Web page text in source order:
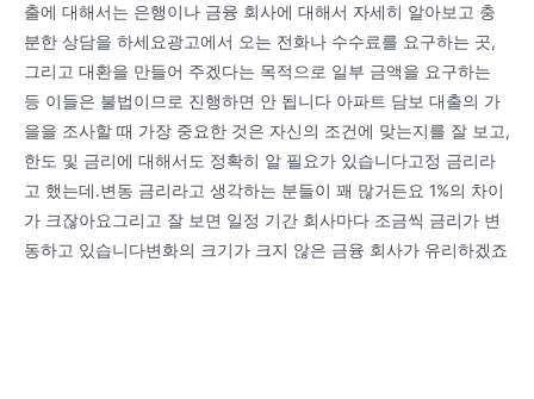
출에 대해서는 은행이나 금융 회사에 대해서 자세히 알아보고 충
분한 상담을 하세요광고에서 오는 전화나 수수료를 요구하는 곳,
그리고 대환을 만들어 주겠다는 목적으로 일부 금액을 요구하는
등 이들은 불법이므로 진행하면 안 됩니다 아파트 담보 대출의 가
을을 조사할 때 가장 중요한 것은 자신의 조건에 맞는지를 잘 보고,
한도 및 금리에 대해서도 정확히 알 필요가 있습니다고정 금리라
고 했는데.변동 금리라고 생각하는 분들이 꽤 많거든요 1%의 차이
가 크잖아요그리고 잘 보면 일정 기간 회사마다 조금씩 금리가 변
동하고 있습니다변화의 크기가 크지 않은 금융 회사가 유리하겠죠